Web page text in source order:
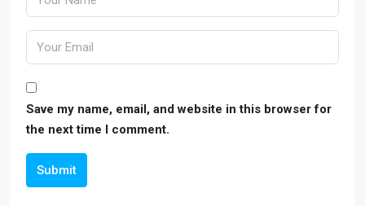
Save my name, email, and website in this browser for
the next time I comment.
Submit